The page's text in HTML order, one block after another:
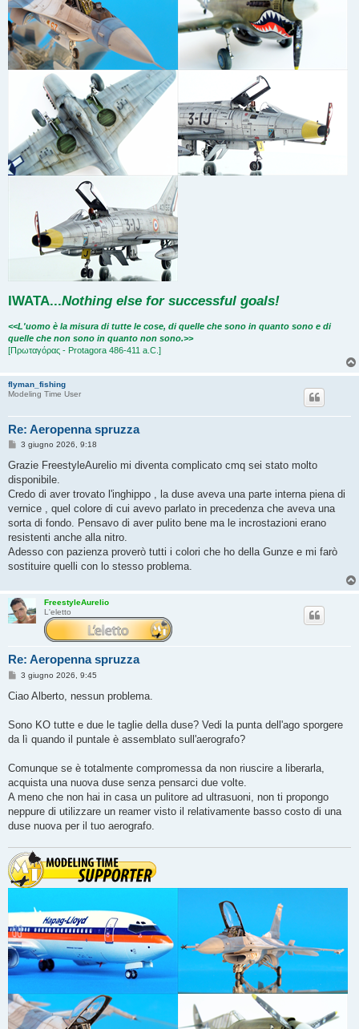
IWATA...Nothing else for successful goals!
<<L'uomo è la misura di tutte le cose, di quelle che sono in quanto sono e di
quelle che non sono in quanto non sono.>>
[Πρωταγόρας - Protagora 486-411 a.C.]
flyman_fishing
Modeling Time User
Re: Aeropenna spruzza
M
s
a
g
i
o
3 giugno 2026, 9:18
Grazie FreestyleAurelio mi diventa complicato cmq sei stato molto
disponibile.
Credo di aver trovato l'inghippo , la duse aveva una parte interna piena di
vernice , quel colore di cui avevo parlato in precedenza che aveva una
sorta di fondo. Pensavo di aver pulito bene ma le incrostazioni erano
resistenti anche alla nitro.
Adesso con pazienza proverò tutti i colori che ho della Gunze e mi farò
sostituire quelli con lo stesso problema.
FreestyleAurelio
L'eletto
Re: Aeropenna spruzza
M
s
g
i
3 giugno 2026, 9:45
Ciao Alberto, nessun problema.
Sono KO tutte e due le taglie della duse? Vedi la punta dell'ago sporgere
da lì quando il puntale è assemblato sull'aerografo?
Comunque se è totalmente compromessa da non riuscire a liberarla,
acquista una nuova duse senza pensarci due volte.
A meno che non hai in casa un pulitore ad ultrasuoni, non ti propongo
neppure di utilizzare un reamer visto il relativamente basso costo di una
duse nuova per il tuo aerografo.